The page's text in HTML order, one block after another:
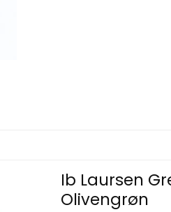
Ib Laursen
Olivengrøn